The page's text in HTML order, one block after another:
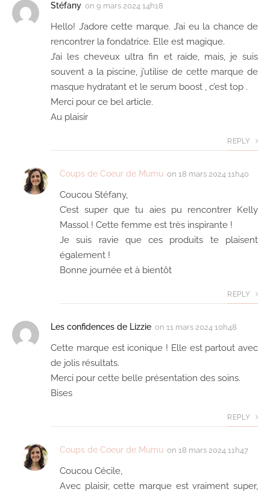
Stéfany on 9 mars 2024 14h18
Hello! J’adore cette marque. J’ai eu la chance de
rencontrer la fondatrice. Elle est magique.
J’ai les cheveux ultra fin et raide, mais, je suis
souvent a la piscine, j’utilise de cette marque de
masque hydratant et le serum boost , c’est top .
Merci pour ce bel article.
Au plaisir
REPLY
Coups de Coeur de Mumu on 18 mars 2024 11h40
Coucou Stéfany,
C’est super que tu aies pu rencontrer Kelly
Massol ! Cette femme est très inspirante !
Je suis ravie que ces produits te plaisent
également !
Bonne journée et à bientôt
REPLY
Les confidences de Lizzie on 11 mars 2024 10h48
Cette marque est iconique ! Elle est partout avec
de jolis résultats.
Merci pour cette belle présentation des soins.
Bises
REPLY
Coups de Coeur de Mumu on 18 mars 2024 11h47
Coucou Cécile,
Avec plaisir, cette marque est vraiment super,